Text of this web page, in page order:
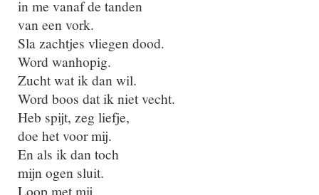
in me vanaf de tanden
van een vork.
Sla zachtjes vliegen dood.
Word wanhopig.
Zucht wat ik dan wil.
Word boos dat ik niet vecht.
Heb spijt, zeg liefje,
doe het voor mij.
En als ik dan toch
mijn ogen sluit.
Loop met mij